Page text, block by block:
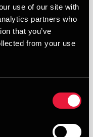
use of our site with
partners who
that you’ve
from your use